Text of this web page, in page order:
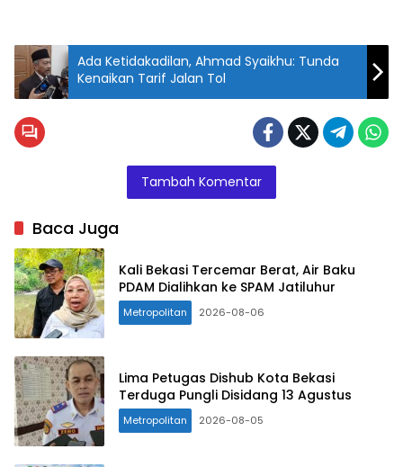
pelaku
Onani
Ada Ketidakadilan, Ahmad Syaikhu: Tunda
Kenaikan Tarif Jalan Tol
Tambah Komentar
Baca Juga
Kali Bekasi Tercemar Berat, Air Baku
PDAM Dialihkan ke SPAM Jatiluhur
Metropolitan 2026-08-06
Lima Petugas Dishub Kota Bekasi
Terduga Pungli Disidang 13 Agustus
Metropolitan 2026-08-05